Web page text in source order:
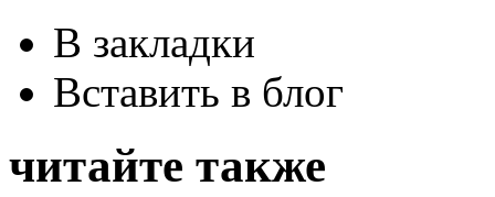
В закладки
Вставить в блог
читайте также